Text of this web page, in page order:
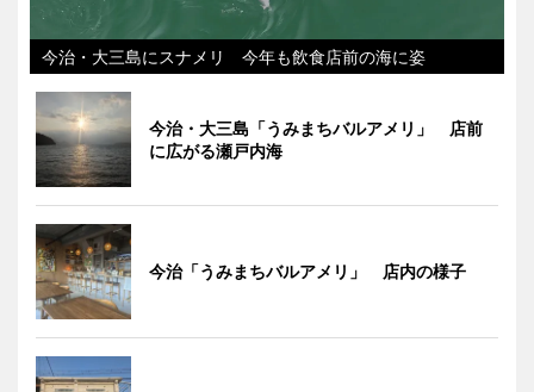
今治・大三島にスナメリ 今年も飲食店前の海に姿
今治・大三島「うみまちバルアメリ」 店前
に広がる瀬戸内海
今治「うみまちバルアメリ」 店内の様子